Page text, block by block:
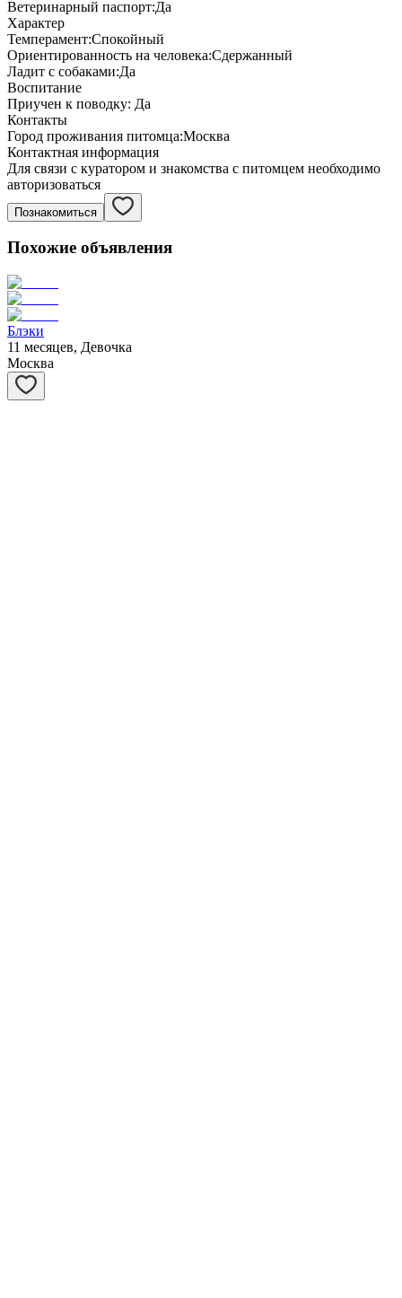
Ветеринарный паспорт:Да
Характер
Темперамент:Спокойный
Ориентированность на человека:Сдержанный
Ладит с собаками:Да
Воспитание
Приучен к поводку: Да
Контакты
Город проживания питомца:Москва
Контактная информация
Для связи с куратором и знакомства с питомцем необходимо
авторизоваться
Познакомиться
Похожие объявления
Блэки
11 месяцев, Девочка
Москва